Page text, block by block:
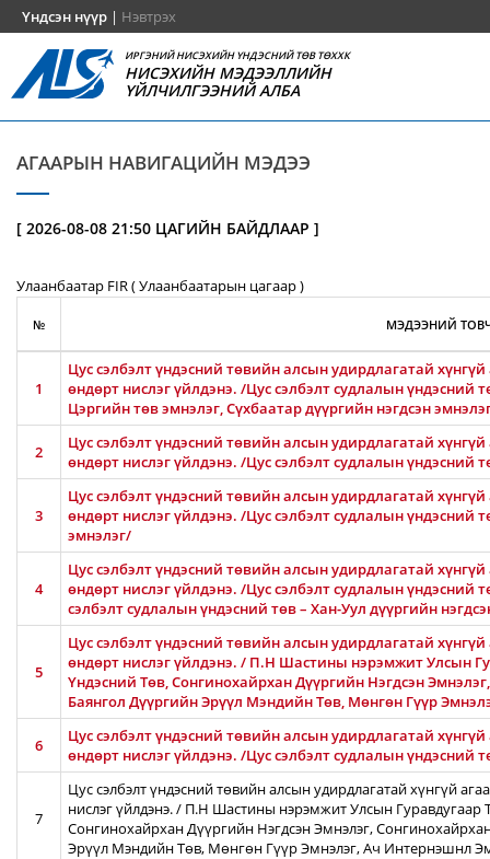
Үндсэн нүүр | Нэвтрэх
ИРГЭНИЙ НИСЭХИЙН ҮНДЭСНИЙ ТӨВ ТӨХХК
НИСЭХИЙН МЭДЭЭЛЛИЙН
ҮЙЛЧИЛГЭЭНИЙ АЛБА
АГААРЫН НАВИГАЦИЙН МЭДЭЭ
[ 2026-08-08 21:50 ЦАГИЙН БАЙДЛААР ]
Улаанбаатар FIR ( Улаанбаатарын цагаар )
№ МЭДЭЭНИЙ
1
Цус сэлбэлт үндэсний төвийн алсын удирдлагатай
өндөрт нислэг үйлдэнэ. /Цус сэлбэлт судлалын үндэсний
Цэргийн төв эмнэлэг, Сүхбаатар дүүргийн нэгдсэн
2
Цус сэлбэлт үндэсний төвийн алсын удирдлагатай
өндөрт нислэг үйлдэнэ. /Цус сэлбэлт судлалын үндэсний
3
Цус сэлбэлт үндэсний төвийн алсын удирдлагатай
өндөрт нислэг үйлдэнэ. /Цус сэлбэлт судлалын
эмнэлэг/
4
Цус сэлбэлт үндэсний төвийн алсын удирдлагатай
өндөрт нислэг үйлдэнэ. /Цус сэлбэлт судлалын үндэсний
сэлбэлт судлалын үндэсний төв – Хан-Уул дүүргийн
5
Цус сэлбэлт үндэсний төвийн алсын удирдлагатай
өндөрт нислэг үйлдэнэ. / П.Н Шастины нэрэмжит Улсын
Үндэсний Төв, Сонгинохайрхан Дүүргийн Нэгдсэн
Баянгол Дүүргийн Эрүүл Мэндийн Төв, Мөнгөн Гүүр
6
Цус сэлбэлт үндэсний төвийн алсын удирдлагатай
өндөрт нислэг үйлдэнэ. /Цус сэлбэлт судлалын
7
Цус сэлбэлт үндэсний төвийн алсын удирдлагатай хүнгүй
нислэг үйлдэнэ. / П.Н Шастины нэрэмжит Улсын Гуравдугаар
Сонгинохайрхан Дүүргийн Нэгдсэн Эмнэлэг,
Эрүүл Мэндийн Төв, Мөнгөн Гүүр Эмнэлэг, Ач Интернэшнл